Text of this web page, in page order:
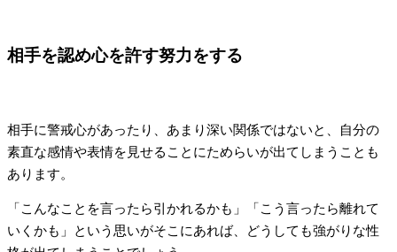
相手を認め心を許す努力をする
相手に警戒心があったり、あまり深い関係ではないと、自分の
素直な感情や表情を見せることにためらいが出てしまうことも
あります。
「こんなことを言ったら引かれるかも」「こう言ったら離れて
いくかも」という思いがそこにあれば、どうしても強がりな性